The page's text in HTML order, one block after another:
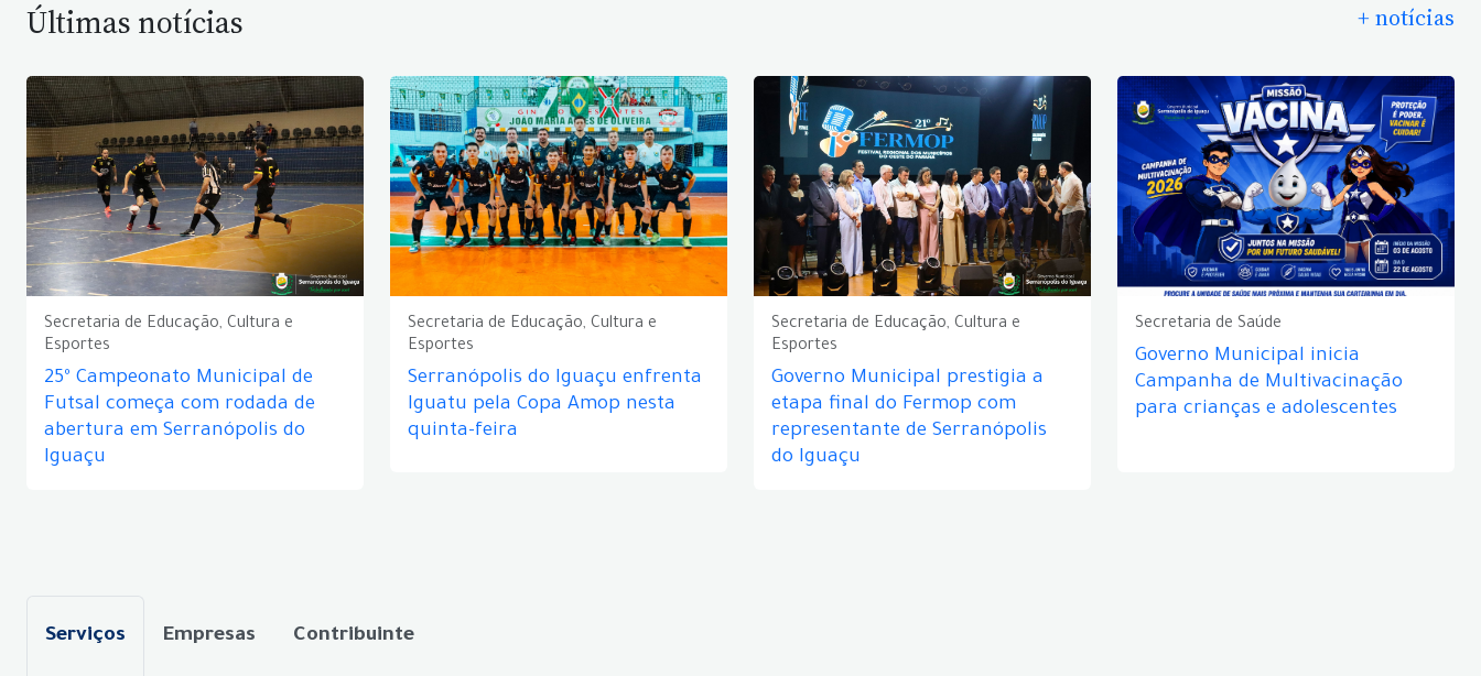
Últimas notícias + notícias
Secretaria de Educação, Cultura e
Esportes
25º Campeonato Municipal de
Futsal começa com rodada de
abertura em Serranópolis do
Iguaçu
Secretaria de Educação, Cultura e
Esportes
Serranópolis do Iguaçu enfrenta
Iguatu pela Copa Amop nesta
quinta-feira
Secretaria de Educação, Cultura e
Esportes
Governo Municipal prestigia a
etapa final do Fermop com
representante de Serranópolis
do Iguaçu
Secretaria de Saúde
Governo Municipal inicia
Campanha de Multivacinação
para crianças e adolescentes
Serviços Empresas Contribuinte